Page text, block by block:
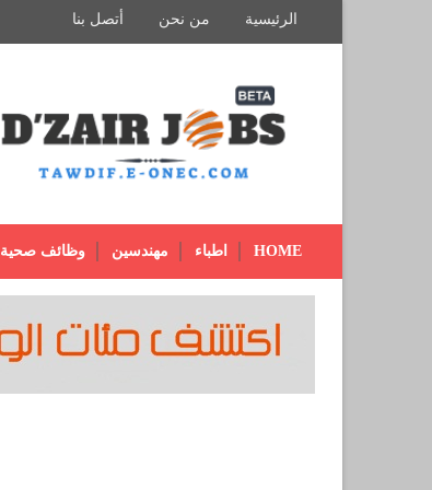
الرئيسية من نحن أتصل بنا
HOME اطباء مهندسين وظائف صحية